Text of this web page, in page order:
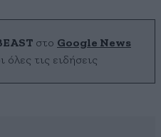
στο Google News
τις ειδήσεις